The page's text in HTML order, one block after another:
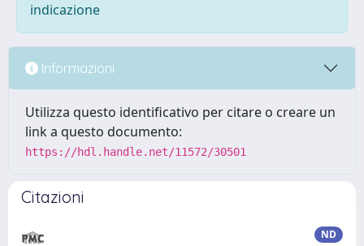
indicazione
Informazioni
Utilizza questo identificativo per citare o creare un
link a questo documento:
https://hdl.handle.net/11572/30501
Citazioni
ND